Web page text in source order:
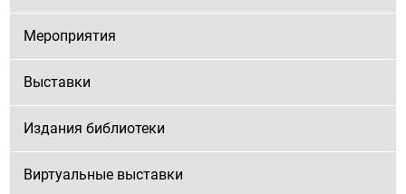
Мероприятия
Выставки
Издания библиотеки
Виртуальные выставки